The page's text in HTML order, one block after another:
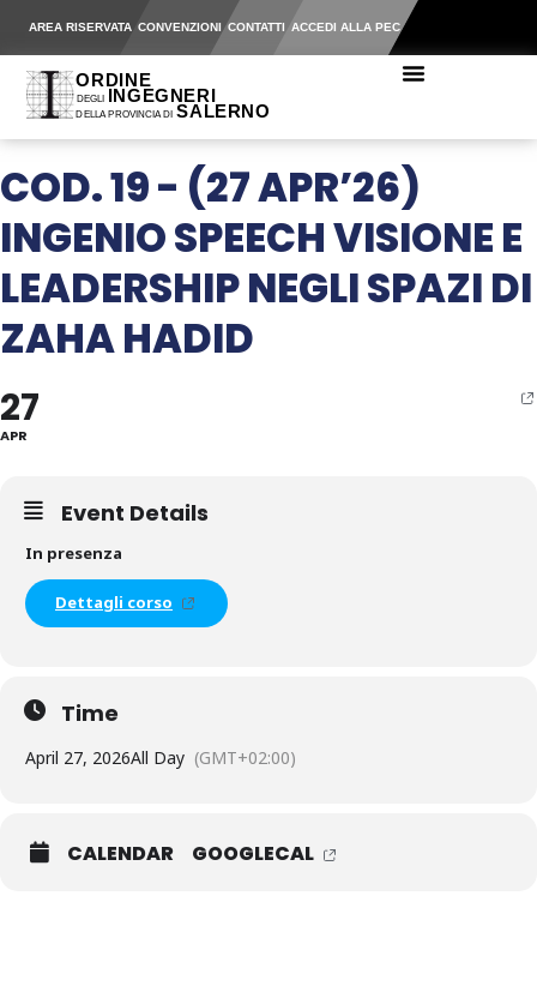
AREA RISERVATA CONVENZIONI CONTATTI ACCEDI ALLA PEC
COD. 19 - (27 APR’26)
INGENIO SPEECH VISIONE E
LEADERSHIP NEGLI SPAZI DI
ZAHA HADID
27
APR
Event Details
In presenza
Dettagli corso
Time
April 27, 2026All Day (GMT+02:00)
CALENDAR GOOGLECAL